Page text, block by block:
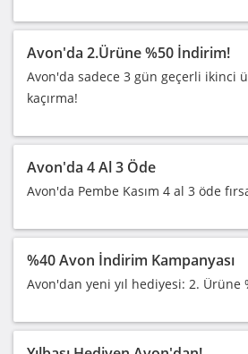
Avon'da 2.Ürüne %50 İndirim!
Avon'da sadece 3 gün geçerli ikinci
kaçırma!
Avon'da 4 Al 3 Öde
Avon'da Pembe Kasım 4 al 3 öde
%40 Avon İndirim Kampanyası
Avon'dan yeni yıl hediyesi: 2.